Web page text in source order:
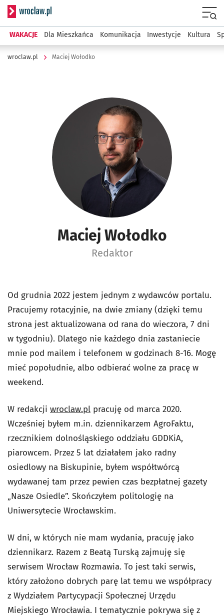
Serwis informacyjny wroclaw.pl
WAKACJE Dla Mieszkańca Komunikacja Inwestycje Kultura
wroclaw.pl Maciej Wołodko
Maciej Wołodko
Redaktor
Od grudnia 2022 jestem jednym z wydawców portalu.
Pracujemy rotacyjnie, na dwie zmiany (dzięki temu
strona jest aktualizowana od rana do wieczora, 7 dni
w tygodniu). Dlatego nie każdego dnia zastaniecie
mnie pod mailem i telefonem w godzinach 8-16. Mogę
mieć popołudnie, albo odbierać wolne za pracę w
weekend.
W redakcji wroclaw.pl pracuję od marca 2020.
Wcześniej byłem m.in. dziennikarzem AgroFaktu,
rzecznikiem dolnośląskiego oddziału GDDKiA,
piarowcem. Przez 5 lat działałem jako radny
osiedlowy na Biskupinie, byłem współtwórcą
wydawanej tam przez pewien czas bezpłatnej gazety
„Nasze Osiedle”. Skończyłem politologię na
Uniwersytecie Wrocławskim.
W dni, w których nie mam wydania, pracuję jako
dziennikarz. Razem z Beatą Turską zajmuję się
serwisem Wrocław Rozmawia. To jest taki serwis,
który założono dobrych parę lat temu we współpracy
z Wydziałem Partycypacji Społecznej Urzędu
Miejskiego Wrocławia. I tematycznie pokrywa się z